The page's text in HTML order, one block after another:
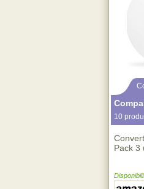
10
Pack 3